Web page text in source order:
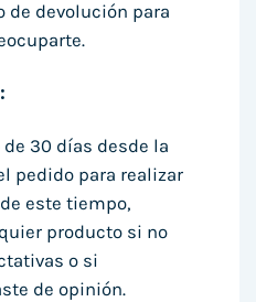
de devolución para
30 días desde la
pedido para realizar
este tiempo,
producto si no
o si
de opinión.